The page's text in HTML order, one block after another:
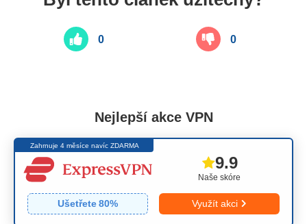
0 0
Nejlepší akce VPN
Zahrnuje 4 měsíce navíc ZDARMA
Naše skóre
9.9
Ušetřete80% Využít akci